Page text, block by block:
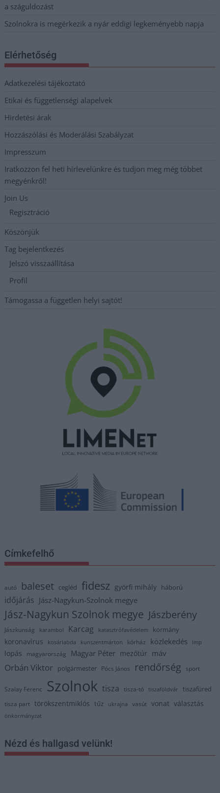
a száguldozást
Szolnokra is megérkezik a nyár eddigi legkeményebb napja
Elérhetőség
Adatkezelési tájékoztató
Etikai és függetlenségi alapelvek
Hirdetési árak
Hozzászólási és Moderálási Szabályzat
Impresszum
Iratkozzon fel heti hírlevelünkre és tudjon meg még többet
megyénkről!
Join Us
Regisztráció
Köszönjük
Tag bejelentkezés
Jelszó visszaállítása
Profil
Támogassa a független helyi sajtót!
Címkefelhő
autó baleset cegléd fidesz györfi mihály háború
időjárás Jász-Nagykun-Szolnok megye
Jász-Nagykun Szolnok megye Jászberény
Jászkunság karambol Karcag katasztrófavédelem kormány
koronavírus kosárlabda kunszentmárton kórház közlekedés lmp
lopás magyarország Magyar Péter mezőtúr máv
Orbán Viktor polgármester Pócs János rendőrség sport
Szalay Ferenc Szolnok tisza tisza-tó tiszaföldvár tiszafüred
tisza part törökszentmiklós tűz ukrajna vasút vonat választás
önkormányzat
Nézd és hallgasd velünk!